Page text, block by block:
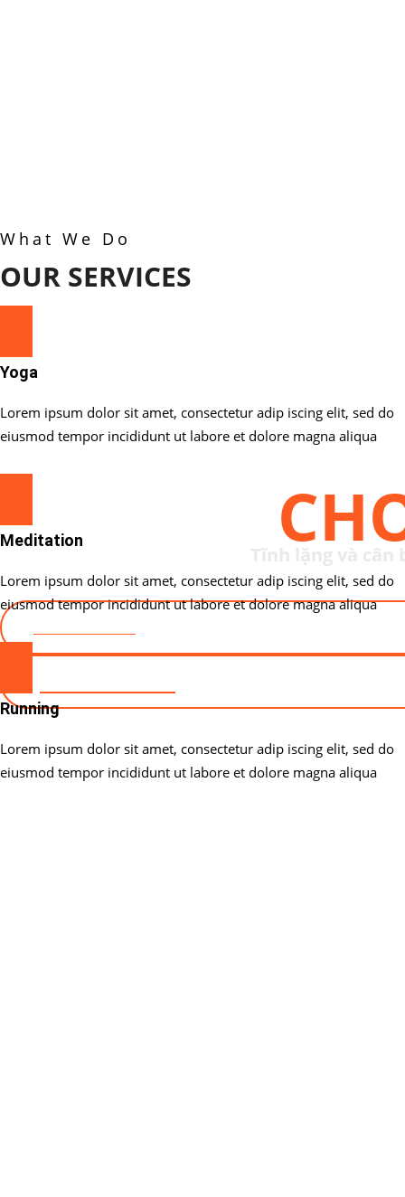
YOGA
What We Do
OUR SERVICES
Yoga
Lorem ipsum dolor sit amet, consectetur adip iscing elit, sed do
eiusmod tempor incididunt ut labore et dolore magna aliqua
Meditation
Lorem ipsum dolor sit amet, consectetur adip iscing elit, sed do
eiusmod tempor incididunt ut labore et dolore magna aliqua
Running
Lorem ipsum dolor sit amet, consectetur adip iscing elit, sed do
eiusmod tempor incididunt ut labore et dolore magna aliqua